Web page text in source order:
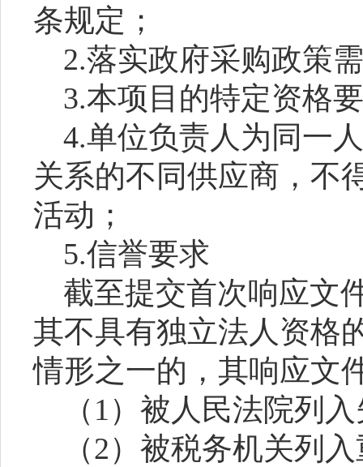
条规定；
2.落实政府采购政策
3.本项目的特定资格
4.单位负责人为同一
关系的不同供应商，不
活动；
5.信誉要求
截至提交首次响应文
其不具有独立法人资格
情形之一的，其响应文
（ 1）被人民法院列
（2）被税务机关列